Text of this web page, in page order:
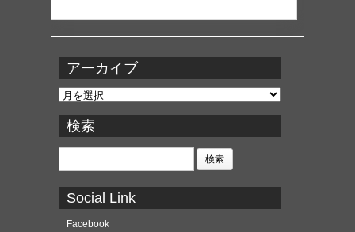
アーカイブ
ア
カ
イ
ブ
検索
検
Social Link
Facebook